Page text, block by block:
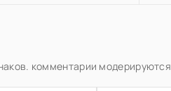
комментарии модерируются